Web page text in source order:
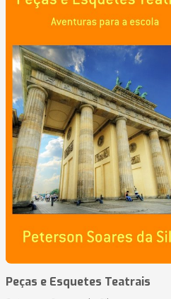
Peças e Esquetes Teatrais